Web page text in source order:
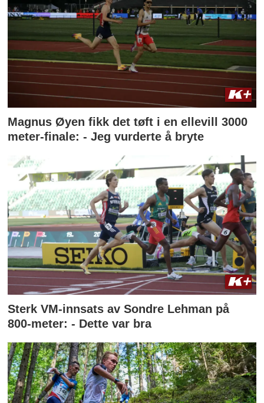
Magnus Øyen fikk det tøft i en ellevill 3000
meter-finale: - Jeg vurderte å bryte
Sterk VM-innsats av Sondre Lehman på
800-meter: - Dette var bra